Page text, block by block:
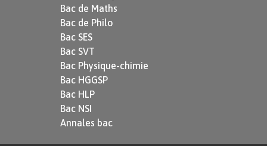
Bac de Maths
Bac de Philo
Bac SES
Bac SVT
Bac Physique-chimie
Bac HGGSP
Bac HLP
Bac NSI
Annales bac